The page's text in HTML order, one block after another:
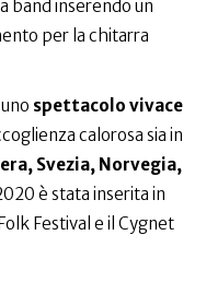
band inserendo un
per la chitarra
spettacolo vivace
calorosa sia in
Svezia, Norvegia,
è stata inserita in
Festival e il Cygnet